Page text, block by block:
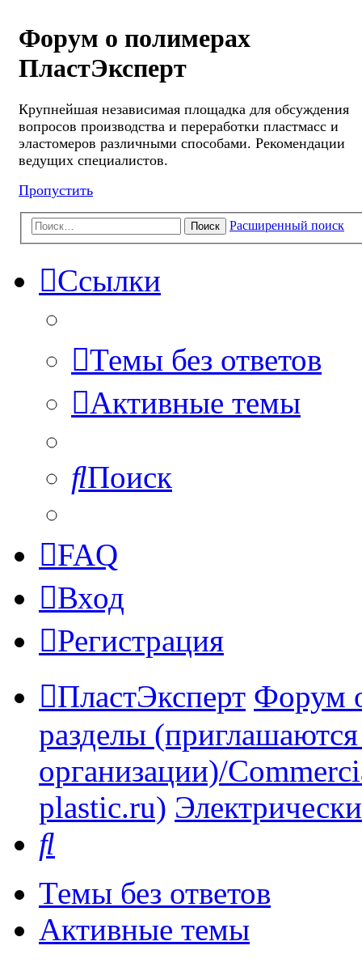
Форум о полимерах
ПластЭксперт
Крупнейшая независимая площадка для обсуждения
вопросов производства и переработки пластмасс и
эластомеров различными способами. Рекомендации
ведущих специалистов.
Пропустить
Поиск Расширенный поиск
Ссылки
Темы без ответов
Активные темы
Поиск
FAQ
Вход
Регистрация
ПластЭксперт Форум
разделы
организации)/
plastic.ru)
Темы без ответов
Активные темы